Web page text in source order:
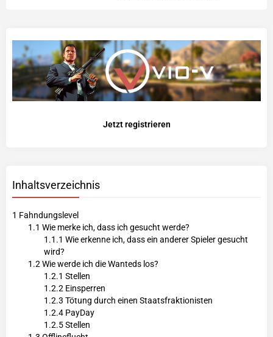
Jetzt registrieren
Inhaltsverzeichnis
1 Fahndungslevel
1.1 Wie merke ich, dass ich gesucht werde?
1.1.1 Wie erkenne ich, dass ein anderer Spieler gesucht
wird?
1.2 Wie werde ich die Wanteds los?
1.2.1 Stellen
1.2.2 Einsperren
1.2.3 Tötung durch einen Staatsfraktionisten
1.2.4 PayDay
1.2.5Stellen